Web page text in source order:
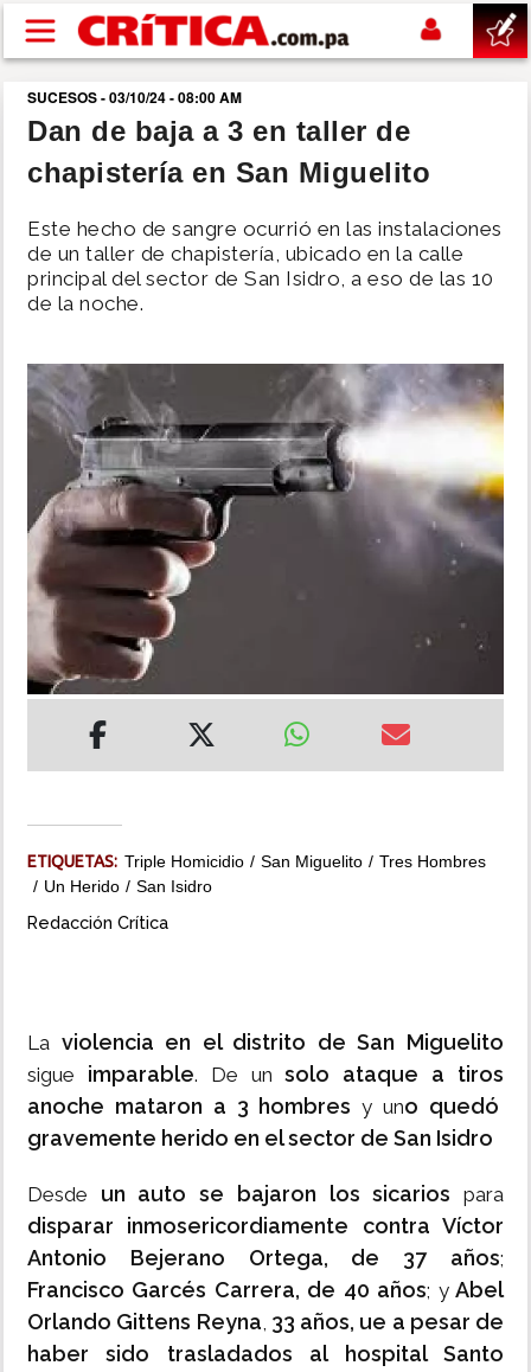
Pasar al contenido principal
buscar
SUCESOS
NACIONAL
POLÍTICA
SHOW
DEPORTES
MUNDO
INSÓLITAS
MULTIMEDIA
SUCESOS - 03/10/24 - 08:00 AM
Dan de baja a 3 en taller de
chapistería en San Miguelito
Este hecho de sangre ocurrió en las instalaciones
de un taller de chapistería, ubicado en la calle
principal del sector de San Isidro, a eso de las 10
de la noche.
ETIQUETAS: Triple Homicidio San Miguelito
Tres Hombres
Un Herido
San Isidro
Redacción Crítica
La violencia en el distrito de San Miguelito
sigue imparable. De un solo ataque a tiros
anoche mataron a 3 hombres y uno quedó
gravemente herido en el sector de San Isidro
Desde un auto se bajaron los sicarios para
disparar inmosericordiamente contra Víctor
Antonio Bejerano Ortega, de 37 años;
Francisco Garcés Carrera, de 40 años; yAbel
Orlando Gittens Reyna, 33 años, ue a pesar de
haber sido trasladados al hospital Santo